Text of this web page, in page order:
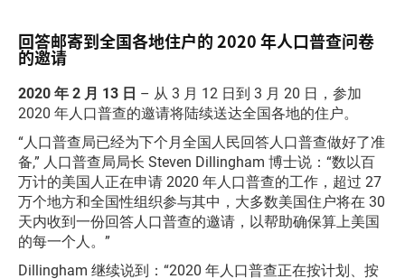
回答邮寄到全国各地住户的 2020 年人口普查问卷
的邀请
2020 年 2 月 13 日 – 从 3 月 12 日到 3 月 20 日，参加
2020 年人口普查的邀请将陆续送达全国各地的住户。
“人口普查局已经为下个月全国人民回答人口普查做好了准
备,” 人口普查局局长 Steven Dillingham 博士说：“数以百
万计的美国人正在申请 2020 年人口普查的工作，超过 27
万个地方和全国性组织参与其中，大多数美国住户将在 30
天内收到一份回答人口普查的邀请，以帮助确保算上美国
的每一个人。”
Dillingham 继续说到：“2020 年人口普查正在按计划、按